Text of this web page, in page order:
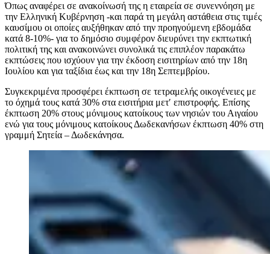
Όπως αναφέρει σε ανακοίνωσή της η εταιρεία σε συνεννόηση με
την Ελληνική Κυβέρνηση -και παρά τη μεγάλη αστάθεια στις τιμές
καυσίμου οι οποίες αυξήθηκαν από την προηγούμενη εβδομάδα
κατά 8-10%- για το δημόσιο συμφέρον διευρύνει την εκπτωτική
πολιτική της και ανακοινώνει συνολικά τις επιπλέον παρακάτω
εκπτώσεις που ισχύουν για την έκδοση εισιτηρίων από την 18η
Ιουλίου και για ταξίδια έως και την 18η Σεπτεμβρίου.
Συγκεκριμένα προσφέρει έκπτωση σε τετραμελής οικογένειες με
το όχημά τους κατά 30% στα εισιτήρια μετ′ επιστροφής. Επίσης
έκπτωση 20% στους μόνιμους κατοίκους των νησιών του Αιγαίου
ενώ για τους μόνιμους κατοίκους Δωδεκανήσων έκπτωση 40% στη
γραμμή Σητεία – Δωδεκάνησα.